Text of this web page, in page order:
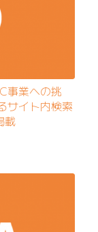
事業への挑
サイト内検索
載